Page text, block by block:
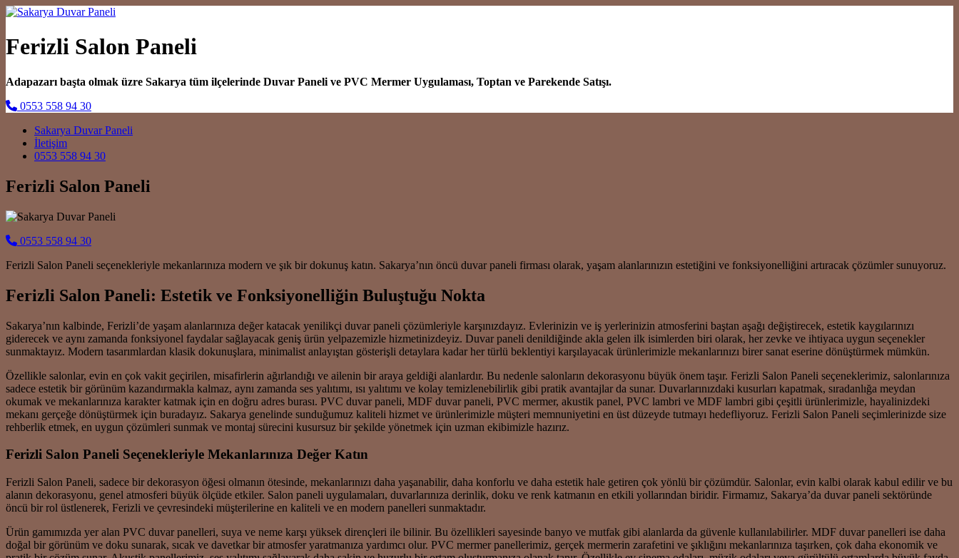
Ferizli Salon Paneli
Adapazarı başta olmak üzre Sakarya tüm ilçelerinde Duvar Paneli ve PVC Mermer Uygulaması, Toptan ve Parekende Satışı.
0553 558 94 30
Main Navigation
Sakarya Duvar Paneli
İletişim
0553 558 94 30
Ferizli Salon Paneli
0553 558 94 30
Ferizli Salon Paneli seçenekleriyle mekanlarınıza modern ve şık bir dokunuş katın. Sakarya’nın öncü duvar paneli firması olarak, yaşam alanlarınızın estetiğini ve fonksiyonelliğini artıracak çözümler sunuyoruz.
Ferizli Salon Paneli: Estetik ve Fonksiyonelliğin Buluştuğu Nokta
Sakarya’nın kalbinde, Ferizli’de yaşam alanlarınıza değer katacak yenilikçi duvar paneli çözümleriyle karşınızdayız. Evlerinizin ve iş yerlerinizin atmosferini baştan aşağı değiştirecek, estetik kaygılarınızı
giderecek ve aynı zamanda fonksiyonel faydalar sağlayacak geniş ürün yelpazemizle hizmetinizdeyiz. Duvar paneli denildiğinde akla gelen ilk isimlerden biri olarak, her zevke ve ihtiyaca uygun seçenekler
sunmaktayız. Modern tasarımlardan klasik dokunuşlara, minimalist anlayıştan gösterişli detaylara kadar her türlü beklentiyi karşılayacak ürünlerimizle mekanlarınızı birer sanat eserine dönüştürmek mümkün.
Özellikle salonlar, evin en çok vakit geçirilen, misafirlerin ağırlandığı ve ailenin bir araya geldiği alanlardır. Bu nedenle salonların dekorasyonu büyük önem taşır. Ferizli Salon Paneli seçeneklerimiz, salonlarınıza
sadece estetik bir görünüm kazandırmakla kalmaz, aynı zamanda ses yalıtımı, ısı yalıtımı ve kolay temizlenebilirlik gibi pratik avantajlar da sunar. Duvarlarınızdaki kusurları kapatmak, sıradanlığa meydan
okumak ve mekanlarınıza karakter katmak için en doğru adres burası. PVC duvar paneli, MDF duvar paneli, PVC mermer, akustik panel, PVC lambri ve MDF lambri gibi çeşitli ürünlerimizle, hayalinizdeki
mekanı gerçeğe dönüştürmek için buradayız. Sakarya genelinde sunduğumuz kaliteli hizmet ve ürünlerimizle müşteri memnuniyetini en üst düzeyde tutmayı hedefliyoruz. Ferizli Salon Paneli seçimlerinizde size
rehberlik etmek, en uygun çözümleri sunmak ve montaj sürecini kusursuz bir şekilde yönetmek için uzman ekibimizle hazırız.
Ferizli Salon Paneli Seçenekleriyle Mekanlarınıza Değer Katın
Ferizli Salon Paneli, sadece bir dekorasyon öğesi olmanın ötesinde, mekanlarınızı daha yaşanabilir, daha konforlu ve daha estetik hale getiren çok yönlü bir çözümdür. Salonlar, evin kalbi olarak kabul edilir ve bu
alanın dekorasyonu, genel atmosferi büyük ölçüde etkiler. Salon paneli uygulamaları, duvarlarınıza derinlik, doku ve renk katmanın en etkili yollarından biridir. Firmamız, Sakarya’da duvar paneli sektöründe
öncü bir rol üstlenerek, Ferizli ve çevresindeki müşterilerine en kaliteli ve en modern panelleri sunmaktadır.
Ürün gamımızda yer alan PVC duvar panelleri, suya ve neme karşı yüksek dirençleri ile bilinir. Bu özellikleri sayesinde banyo ve mutfak gibi alanlarda da güvenle kullanılabilirler. MDF duvar panelleri ise daha
doğal bir görünüm ve doku sunarak, sıcak ve davetkar bir atmosfer yaratmanıza yardımcı olur. PVC mermer panellerimiz, gerçek mermerin zarafetini ve şıklığını mekanlarınıza taşırken, çok daha ekonomik ve